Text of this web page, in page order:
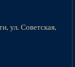
ул. Советская,